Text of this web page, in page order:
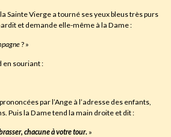
Sainte Vierge a tourné ses yeux bleus très purs
et demande elle-même à la Dame :
? »
en souriant :
par l’Ange à l’adresse des enfants,
Puis la Dame tend la main droite et dit :
, chacune à votre tour. »